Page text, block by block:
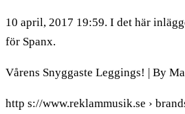
10 april, 2017 19:59. I det här
för Spanx.
Vårens Snyggaste Leggings! | By
http s://www.reklammusik.se ›